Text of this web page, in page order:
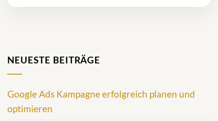
NEUESTE BEITRÄGE
Google Ads Kampagne erfolgreich planen und
optimieren